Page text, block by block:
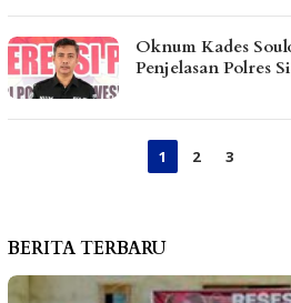
Oknum Kades
Penjelasan Polres
1 2 3
BERITA TERBARU